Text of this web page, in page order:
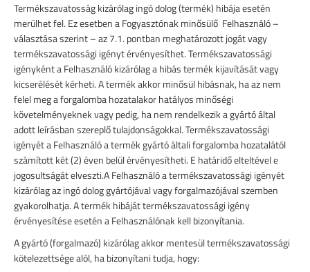
Termékszavatosság kizárólag ingó dolog (termék) hibája esetén
merülhet fel. Ez esetben a Fogyasztónak minősülő Felhasználó –
választása szerint – az 7.1. pontban meghatározott jogát vagy
termékszavatossági igényt érvényesíthet. Termékszavatossági
igényként a Felhasználó kizárólag a hibás termék kijavítását vagy
kicserélését kérheti. A termék akkor minősül hibásnak, ha az nem
felel meg a forgalomba hozatalakor hatályos minőségi
követelményeknek vagy pedig, ha nem rendelkezik a gyártó által
adott leírásban szereplő tulajdonságokkal. Termékszavatossági
igényét a Felhasználó a termék gyártó általi forgalomba hozatalától
számított két (2) éven belül érvényesítheti. E határidő elteltével e
jogosultságát elveszti.A Felhasználó a termékszavatossági igényét
kizárólag az ingó dolog gyártójával vagy forgalmazójával szemben
gyakorolhatja. A termék hibáját termékszavatossági igény
érvényesítése esetén a Felhasználónak kell bizonyítania.
A gyártó (forgalmazó) kizárólag akkor mentesül termékszavatossági
kötelezettsége alól, ha bizonyítani tudja, hogy: